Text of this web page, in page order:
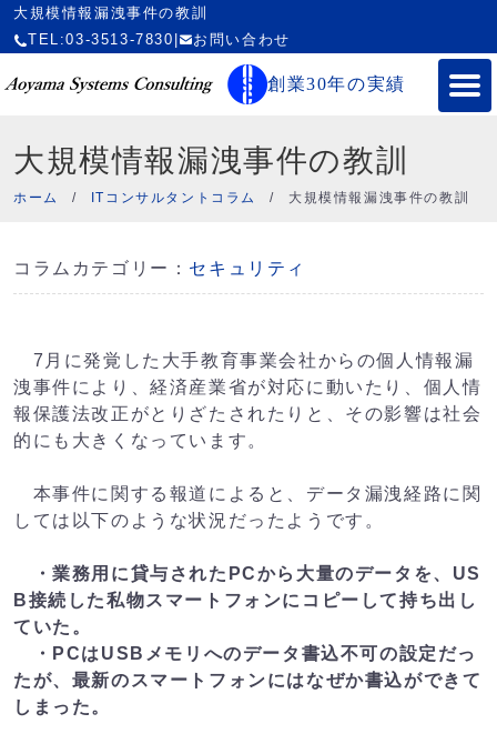
大規模情報漏洩事件の教訓
TEL:03-3513-7830
お問い合わせ
創業30年の実績
大規模情報漏洩事件の教訓
ホーム / ITコンサルタントコラム / 大規模情報漏洩事件の教訓
コラムカテゴリー： セキュリティ
7月に発覚した大手教育事業会社からの個人情報漏
洩事件により、経済産業省が対応に動いたり、個人情
報保護法改正がとりざたされたりと、その影響は社会
的にも大きくなっています。
本事件に関する報道によると、データ漏洩経路に関
しては以下のような状況だったようです。
・業務用に貸与されたPCから大量のデータを、US
B接続した私物スマートフォンにコピーして持ち出し
ていた。
・PCはUSBメモリへのデータ書込不可の設定だっ
たが、最新のスマートフォンにはなぜか書込ができて
しまった。